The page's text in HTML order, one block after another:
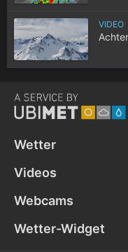
VIDEO
Wetter
Videos
Webcams
Wetter-Widget